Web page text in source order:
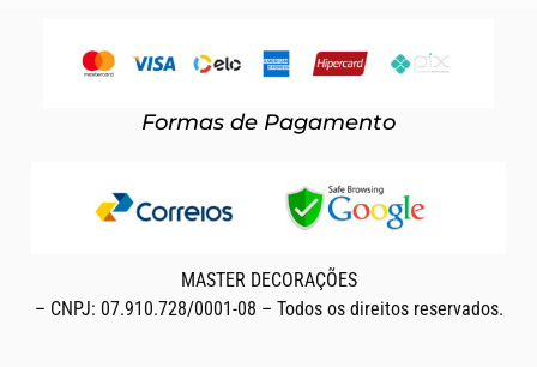
Formas de Pagamento
MASTER DECORAÇÕES
– CNPJ: 07.910.728/0001-08 – Todos os direitos reservados.